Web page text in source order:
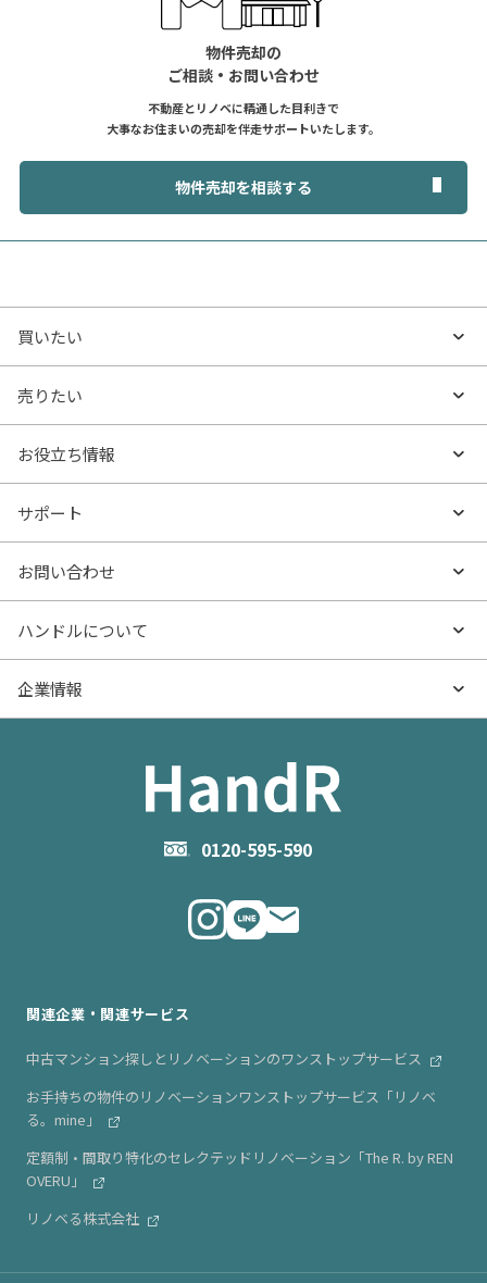
物件売却の
ご相談・お問い合わせ
不動産とリノベに精通した目利きで
大事なお住まいの売却を伴走サポートいたします。
物件売却を相談する
0120-595-590
買いたい
買いたいTOP
沿線・駅から探す
特集から探す
価格更新した物件
物件一覧
売りたい
売りたいTOP
AI査定
売却サービス
お役立ち記事（売却）
お役立ち情報
お役立ち情報TOP
- マンションの基礎知識
- マンション売却
- お金のこと
- 住まいの手引き サイトマップ
サポート
よくあるご質問
お問い合わせ
物件購入のご相談
住み替えのご相談
物件掲載に関するお問い合わせ
ハンドルについて
ハンドルとは
企業情報
関連企業・関連サービス
中古マンション探しとリノベーションのワンストップサービス
お手持ちの物件のリノベーションワンストップサービス「リノベ
る。mine」
定額制・間取り特化のセレクテッドリノベーション「The R. by REN
OVERU」
リノベる株式会社